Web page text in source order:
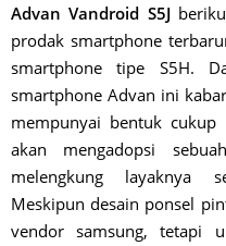
Advan Vandroid S5J
prodak smartphone
smartphone tipe S5H.
smartphone Advan ini
mempunyai bentuk
akan mengadopsi
melengkung layaknya
Meskipun desain ponsel
vendor samsung, tetapi